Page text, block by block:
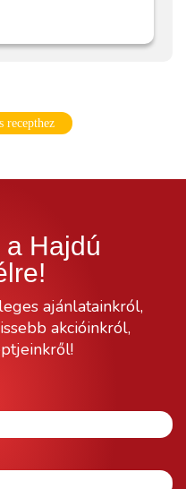
recepthez
a Hajdú
ajánlatainkról,
akcióinkról,